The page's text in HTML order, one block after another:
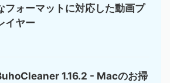
フォーマットに対応した動画プ
イヤー
1.16.2 - Macのお掃